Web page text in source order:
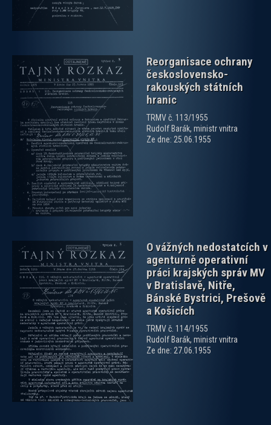
Reorganisace ochrany
československo-
rakouských státních
hranic
TRMV č. 113/1955
Rudolf Barák, ministr vnitra
Ze dne: 25.06.1955
O vážných nedostatcích v
agenturně operativní
práci krajských správ MV
v Bratislavě, Nitře,
Bánské Bystrici, Prešově
a Košicích
TRMV č. 114/1955
Rudolf Barák, ministr vnitra
Ze dne: 27.06.1955
zobrazit PDF dokument
zobrazit PDF dokument